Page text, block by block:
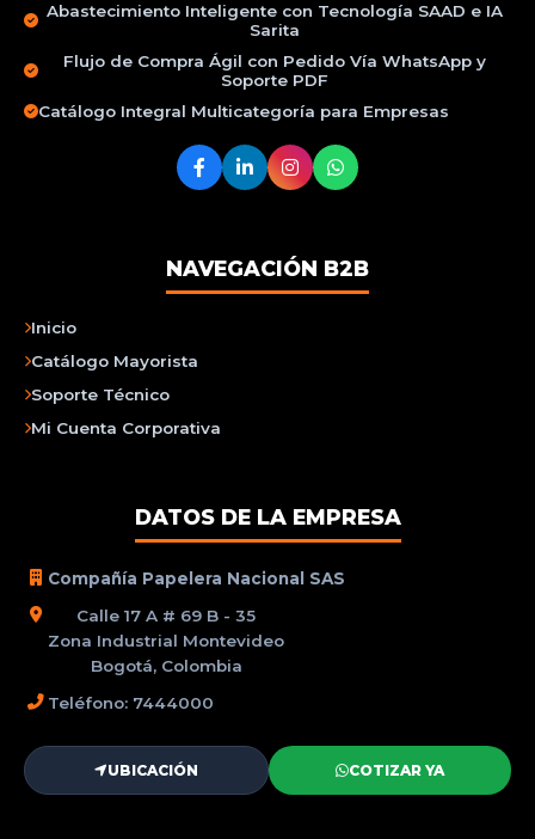
Abastecimiento Inteligente con Tecnología SAAD e IA
Sarita
Flujo de Compra Ágil con Pedido Vía WhatsApp y
Soporte PDF
Catálogo Integral Multicategoría para Empresas
NAVEGACIÓN B2B
Inicio
Catálogo Mayorista
Soporte Técnico
Mi Cuenta Corporativa
DATOS DE LA EMPRESA
Compañía Papelera Nacional SAS
Calle 17 A # 69 B - 35
Zona Industrial Montevideo
Bogotá, Colombia
Teléfono: 7444000
UBICACIÓN COTIZAR YA